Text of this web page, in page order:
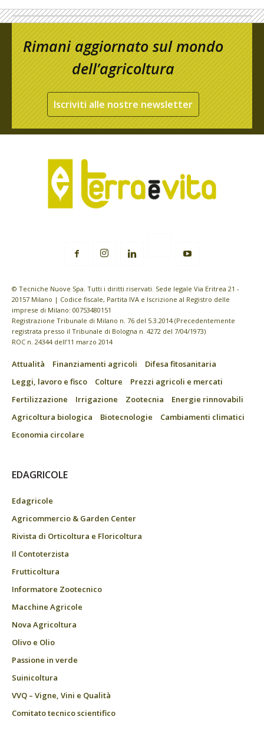
Rimani aggiornato sul mondo
dell’agricoltura
Iscriviti alle nostre newsletter
© Tecniche Nuove Spa. Tutti i diritti riservati. Sede legale Via Eritrea 21 -
20157 Milano | Codice fiscale, Partita IVA e Iscrizione al Registro delle
imprese di Milano: 00753480151
Registrazione Tribunale di Milano n. 76 del 5.3.2014 (Precedentemente
registrata presso il Tribunale di Bologna n. 4272 del 7/04/1973)
ROC n. 24344 dell’11 marzo 2014
Attualità Finanziamenti agricoli
Difesa fitosanitaria
Leggi, lavoro e fisco
Colture
Prezzi agricoli e mercati
Fertilizzazione
Irrigazione Zootecnia
Energie rinnovabili
Agricoltura biologica
Biotecnologie
Cambiamenti climatici
Economia circolare
EDAGRICOLE
Edagricole
Agricommercio & Garden Center
Rivista di Orticoltura e Floricoltura
Il Contoterzista
Frutticoltura
Informatore Zootecnico
Macchine Agricole
Nova Agricoltura
Olivo e Olio
Passione in verde
Suinicoltura
VVQ – Vigne, Vini e Qualità
Comitato tecnico scientifico